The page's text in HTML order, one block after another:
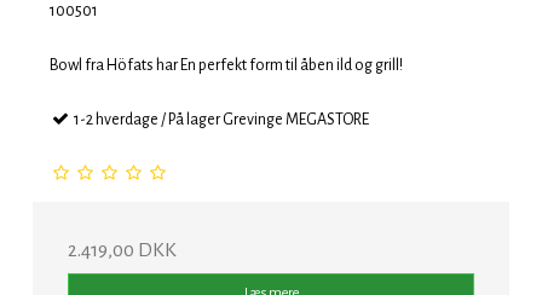
100501
Bowl fra Höfats har En perfekt form til åben ild og grill!
1-2 hverdage / På lager Grevinge MEGASTORE
2.419,00 DKK